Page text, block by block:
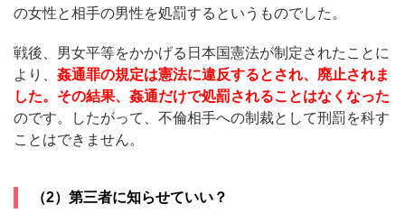
の女性と相手の男性を処罰するというものでした。
戦後、男女平等をかかげる日本国憲法が制定されたことに
より、 姦通罪の規定は憲法に違反するとされ、廃止されま
した。その結果、姦通だけで処罰されることはなくなった
のです。したがって、不倫相手への制裁として刑罰を科す
ことはできません。
（2）第三者に知らせていい？